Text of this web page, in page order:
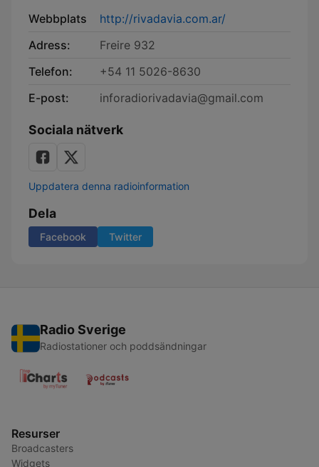
Webbplats
http://rivadavia.com.ar/
Adress:
Freire 932
Telefon:
+54 11 5026-8630
E-post:
inforadiorivadavia@gmail.com
Sociala nätverk
Uppdatera denna radioinformation
Dela
Facebook Twitter
Radio Sverige
Radiostationer och poddsändningar
Resurser
Broadcasters
Widgets